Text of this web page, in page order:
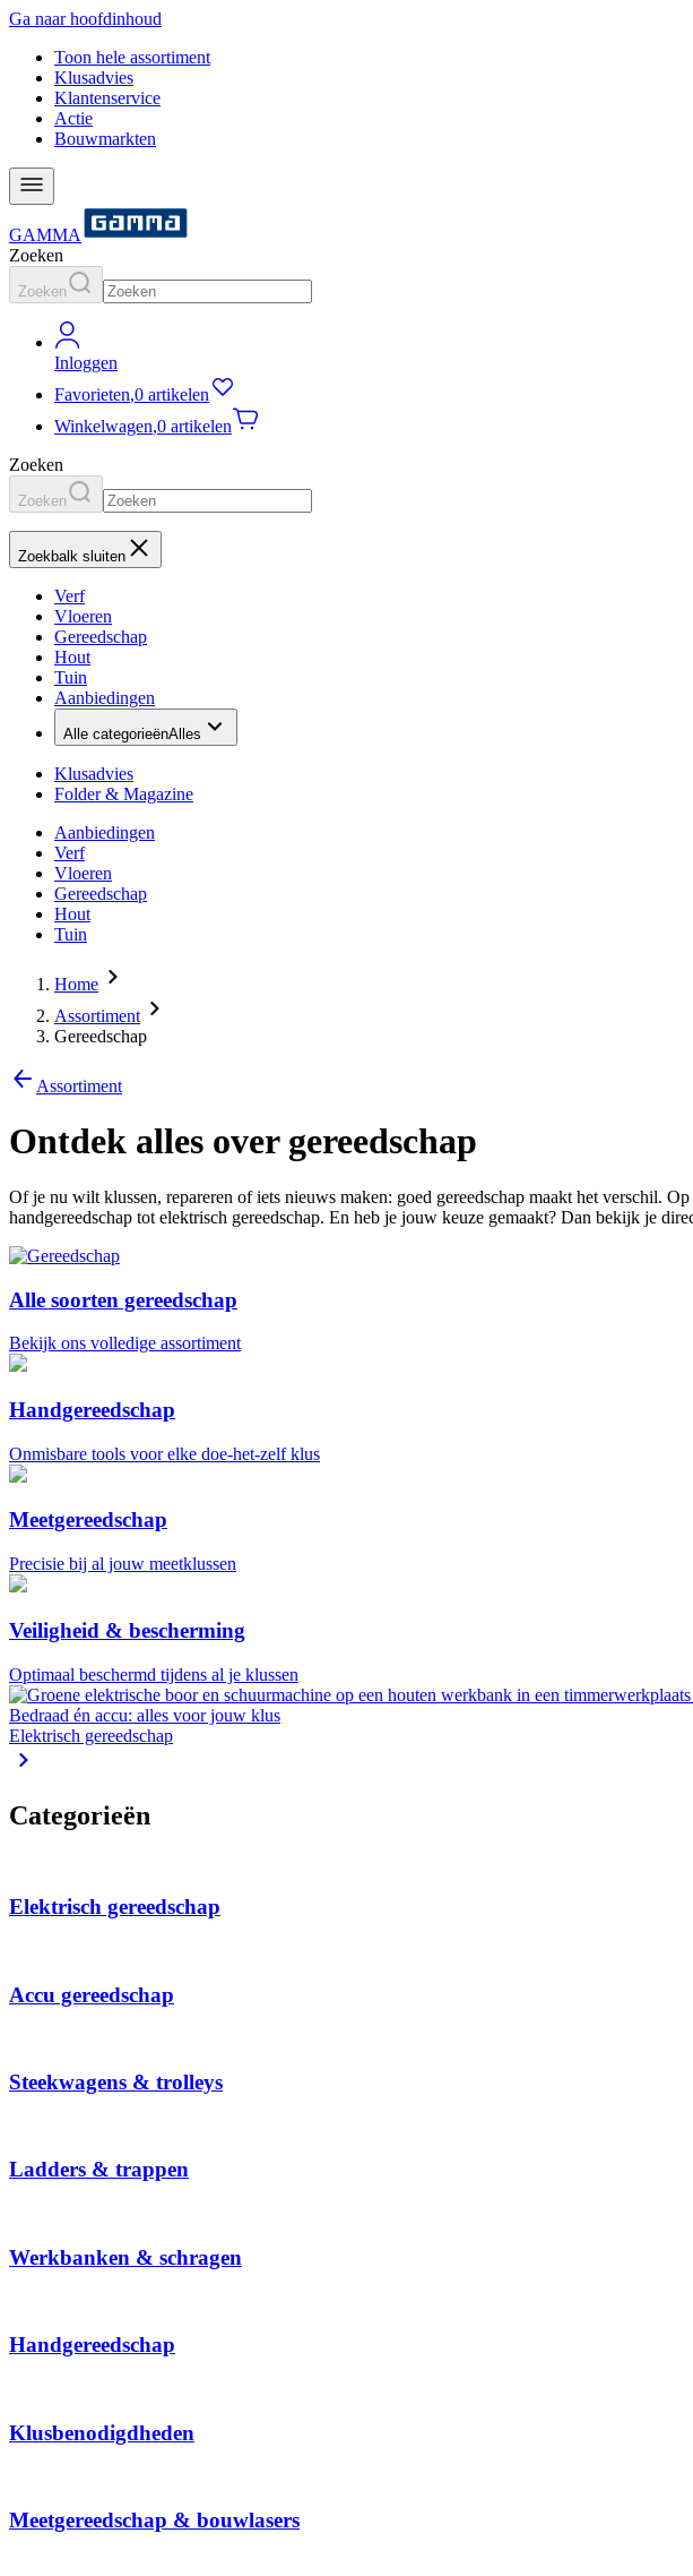
Ga naar hoofdinhoud
Toon hele assortiment
Klusadvies
Klantenservice
Actie
Bouwmarkten
GAMMA
Zoeken
Zoeken
Inloggen
Favorieten,0 artikelen
Winkelwagen,0 artikelen
Zoeken
Zoeken
Zoekbalk sluiten
Verf
Vloeren
Gereedschap
Hout
Tuin
Aanbiedingen
Alle categorieënAlles
Klusadvies
Folder & Magazine
Aanbiedingen
Verf
Vloeren
Gereedschap
Hout
Tuin
Home
Assortiment
Gereedschap
Assortiment
Ontdek alles over gereedschap
Of je nu wilt klussen, repareren of iets nieuws maken: goed gereedschap maakt het verschil.
handgereedschap tot elektrisch gereedschap. En heb je jouw keuze gemaakt? Dan bekijk je
Alle soorten gereedschap
Bekijk ons volledige assortiment
Handgereedschap
Onmisbare tools voor elke doe-het-zelf klus
Meetgereedschap
Precisie bij al jouw meetklussen
Veiligheid & bescherming
Optimaal beschermd tijdens al je klussen
Bedraad én accu: alles voor jouw klus
Elektrisch gereedschap
Categorieën
Elektrisch gereedschap
Accu gereedschap
Steekwagens & trolleys
Ladders & trappen
Werkbanken & schragen
Handgereedschap
Klusbenodigdheden
Meetgereedschap & bouwlasers